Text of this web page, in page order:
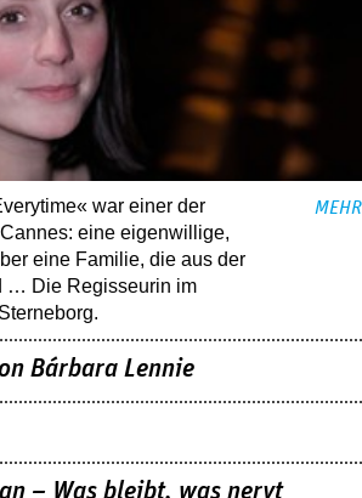
war einer der
eine eigenwillige,
eine ­Familie, die aus der
… Die Regisseurin im
MEHR
Bárbara Lennie
– Was bleibt, was nervt